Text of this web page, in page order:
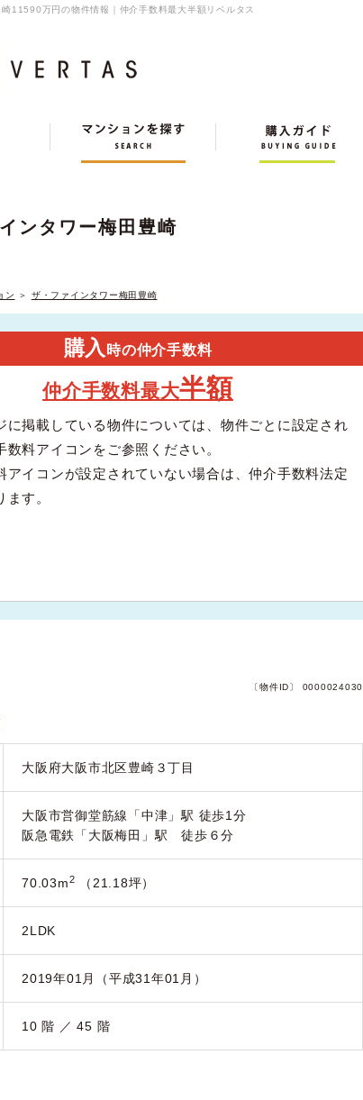
11590万円の物件情報｜仲介手数料最大半額リベルタス
ンタワー梅田豊崎
ン ＞ ザ・ファインタワー梅田豊崎
購入 時の仲介手数料
仲介手数料最大半額
に掲載している物件については、物件ごとに設定され
数料アイコンをご参照ください。
イコンが設定されていない場合は、仲介手数料法定
ます。
〔物件ID〕 0000024030
大阪府大阪市北区豊崎３丁目
大阪市営御堂筋線「中津」駅 徒歩1分
阪急電鉄「大阪梅田」駅 徒歩６分
70.03m2 （21.18坪）
2LDK
2019年01月（平成31年01月）
10 階 ／ 45 階